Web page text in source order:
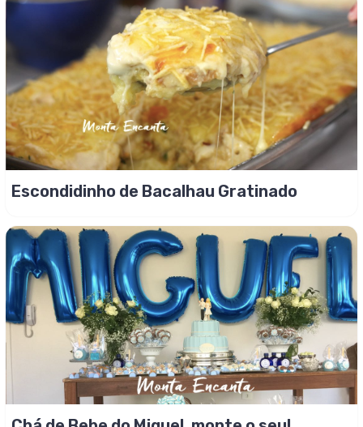
Escondidinho de Bacalhau Gratinado